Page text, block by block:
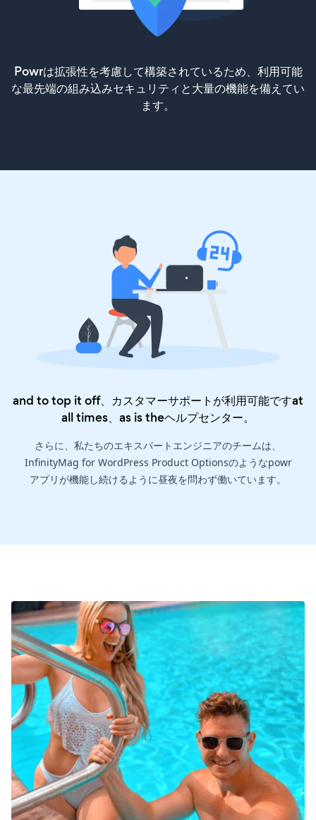
Powrは拡張性を考慮して構築されているため、利用可能
な最先端の組み込みセキュリティと大量の機能を備えてい
ます。
and to top it off、カスタマーサポートが利用可能ですat
all times、as is theヘルプセンター。
さらに、私たちのエキスパートエンジニアのチームは、
InfinityMag for WordPress Product Optionsのようなpowr
アプリが機能し続けるように昼夜を問わず働いています。